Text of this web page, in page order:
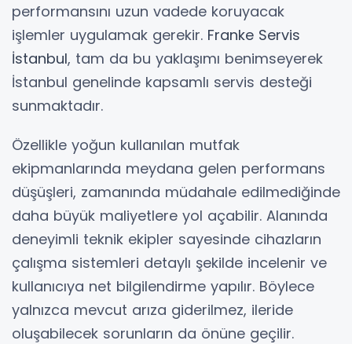
performansını uzun vadede koruyacak
işlemler uygulamak gerekir. Franke Servis
İstanbul, tam da bu yaklaşımı benimseyerek
İstanbul genelinde kapsamlı servis desteği
sunmaktadır.
Özellikle yoğun kullanılan mutfak
ekipmanlarında meydana gelen performans
düşüşleri, zamanında müdahale edilmediğinde
daha büyük maliyetlere yol açabilir. Alanında
deneyimli teknik ekipler sayesinde cihazların
çalışma sistemleri detaylı şekilde incelenir ve
kullanıcıya net bilgilendirme yapılır. Böylece
yalnızca mevcut arıza giderilmez, ileride
oluşabilecek sorunların da önüne geçilir.